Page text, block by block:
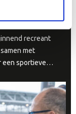
de Meent
recreant
met
een sportieve…